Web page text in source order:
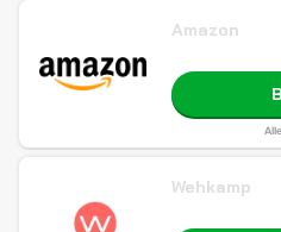
Amazon
Wehkamp